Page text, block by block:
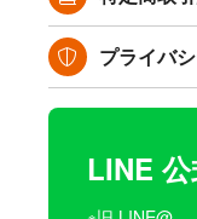
プライバ
LINE